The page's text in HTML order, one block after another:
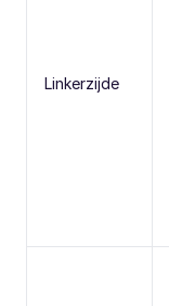
Linkerzijde